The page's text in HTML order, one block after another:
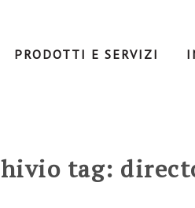
PRODOTTI E SERVIZI
tag: